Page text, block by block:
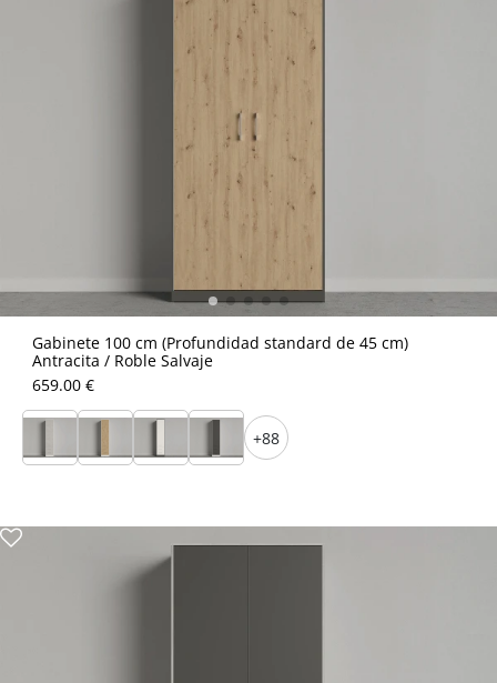
Gabinete 100 cm (Profundidad standard de 45 cm)
Antracita / Roble Salvaje
659.00 €
+88